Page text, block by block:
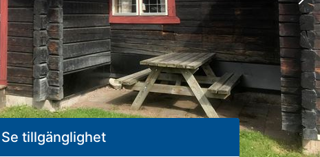
Se tillgänglighet